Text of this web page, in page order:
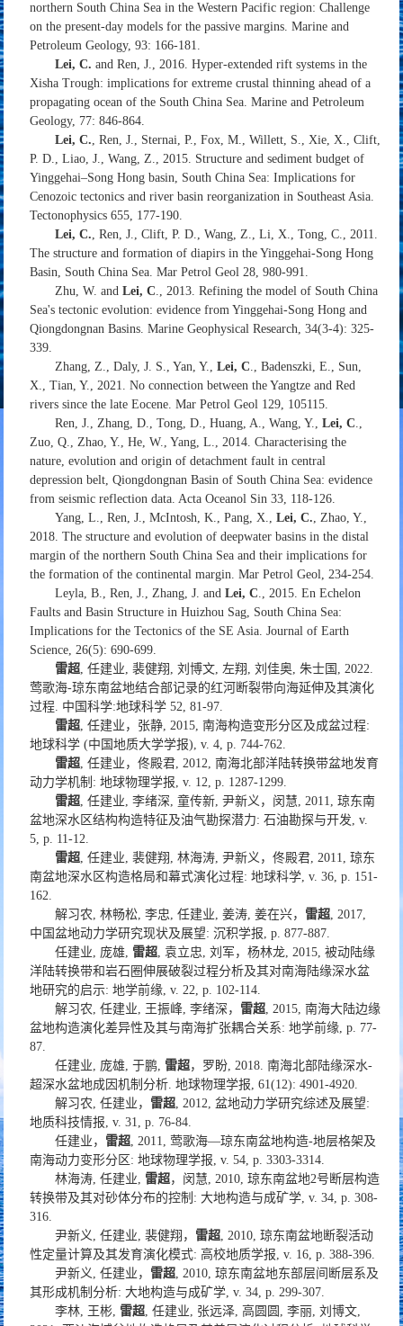
northern South China Sea in the Western Pacific region: Challenge
on the present-day models for the passive margins. Marine and
Petroleum Geology, 93: 166-181.
Lei, C. and Ren, J., 2016. Hyper-extended rift systems in the
Xisha Trough: implications for extreme crustal thinning ahead of a
propagating ocean of the South China Sea. Marine and Petroleum
Geology, 77: 846-864.
Lei, C., Ren, J., Sternai, P., Fox, M., Willett, S., Xie, X., Clift,
P. D., Liao, J., Wang, Z., 2015. Structure and sediment budget of
Yinggehai–Song Hong basin, South China Sea: Implications for
Cenozoic tectonics and river basin reorganization in Southeast Asia.
Tectonophysics 655, 177-190.
Lei, C., Ren, J., Clift, P. D., Wang, Z., Li, X., Tong, C., 2011.
The structure and formation of diapirs in the Yinggehai-Song Hong
Basin, South China Sea. Mar Petrol Geol 28, 980-991.
Zhu, W. andLei, C., 2013. Refining the model of South China
Sea's tectonic evolution: evidence from Yinggehai-Song Hong and
Qiongdongnan Basins. Marine Geophysical Research, 34(3-4): 325-
339.
Zhang, Z., Daly, J. S., Yan, Y.,Lei, C., Badenszki, E., Sun,
X., Tian, Y., 2021. No connection between the Yangtze and Red
rivers since the late Eocene. Mar Petrol Geol 129, 105115.
Ren, J., Zhang, D., Tong, D., Huang, A., Wang, Y.,Lei, C.,
Zuo, Q., Zhao, Y., He, W., Yang, L., 2014. Characterising the
nature, evolution and origin of detachment fault in central
depression belt, Qiongdongnan Basin of South China Sea: evidence
from seismic reflection data. Acta Oceanol Sin 33, 118-126.
Yang, L., Ren, J., McIntosh, K., Pang, X.,Lei, C., Zhao, Y.,
2018. The structure and evolution of deepwater basins in the distal
margin of the northern South China Sea and their implications for
the formation of the continental margin. Mar Petrol Geol, 234-254.
Leyla, B., Ren, J., Zhang, J. andLei, C., 2015. En Echelon
Faults and Basin Structure in Huizhou Sag, South China Sea:
Implications for the Tectonics of the SE Asia. Journal of Earth
Science, 26(5): 690-699.
雷超, 任建业, 裴健翔, 刘博文, 左翔, 刘佳奥, 朱士国, 2022.
莺歌海-琼东南盆地结合部记录的红河断裂带向海延伸及其演化
过程. 中国科学:地球科学 52, 81-97.
雷超, 任建业，张静, 2015, 南海构造变形分区及成盆过程:
地球科学 (中国地质大学学报), v. 4, p. 744-762.
雷超, 任建业，佟殿君, 2012, 南海北部洋陆转换带盆地发育
动力学机制: 地球物理学报, v. 12, p. 1287-1299.
雷超, 任建业, 李绪深, 童传新, 尹新义，闵慧, 2011, 琼东南
盆地深水区结构构造特征及油气勘探潜力: 石油勘探与开发, v.
5, p. 11-12.
雷超, 任建业, 裴健翔, 林海涛, 尹新义，佟殿君, 2011, 琼东
南盆地深水区构造格局和幕式演化过程: 地球科学, v. 36, p. 151-
162.
解习农, 林畅松, 李忠, 任建业, 姜涛, 姜在兴， 雷超, 2017,
中国盆地动力学研究现状及展望: 沉积学报, p. 877-887.
任建业, 庞雄, 雷超, 袁立忠, 刘军，杨林龙, 2015, 被动陆缘
洋陆转换带和岩石圈伸展破裂过程分析及其对南海陆缘深水盆
地研究的启示: 地学前缘, v. 22, p. 102-114.
解习农, 任建业, 王振峰, 李绪深， 雷超, 2015, 南海大陆边缘
盆地构造演化差异性及其与南海扩张耦合关系: 地学前缘, p. 77-
87.
任建业, 庞雄, 于鹏, 雷超，罗盼, 2018. 南海北部陆缘深水-
超深水盆地成因机制分析. 地球物理学报, 61(12): 4901-4920.
解习农, 任建业， 雷超, 2012, 盆地动力学研究综述及展望:
地质科技情报, v. 31, p. 76-84.
任建业， 雷超, 2011, 莺歌海—琼东南盆地构造-地层格架及
南海动力变形分区: 地球物理学报, v. 54, p. 3303-3314.
林海涛, 任建业, 雷超，闵慧, 2010, 琼东南盆地2号断层构造
转换带及其对砂体分布的控制: 大地构造与成矿学, v. 34, p. 308-
316.
尹新义, 任建业, 裴健翔， 雷超, 2010, 琼东南盆地断裂活动
性定量计算及其发育演化模式: 高校地质学报, v. 16, p. 388-396.
尹新义, 任建业， 雷超, 2010, 琼东南盆地东部层间断层系及
其形成机制分析: 大地构造与成矿学, v. 34, p. 299-307.
李林, 王彬, 雷超, 任建业, 张远泽, 高圆圆, 李丽, 刘博文,